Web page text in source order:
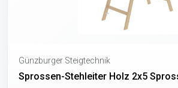
Günzburger Steigtechnik
Sprossen-Stehleiter Holz 2x5